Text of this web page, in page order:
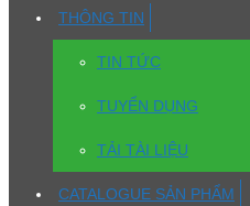
THÔNG TIN
TIN TỨC
TUYỂN DỤNG
TẢI TÀI LIỆU
CATALOGUE SẢN PHẨM